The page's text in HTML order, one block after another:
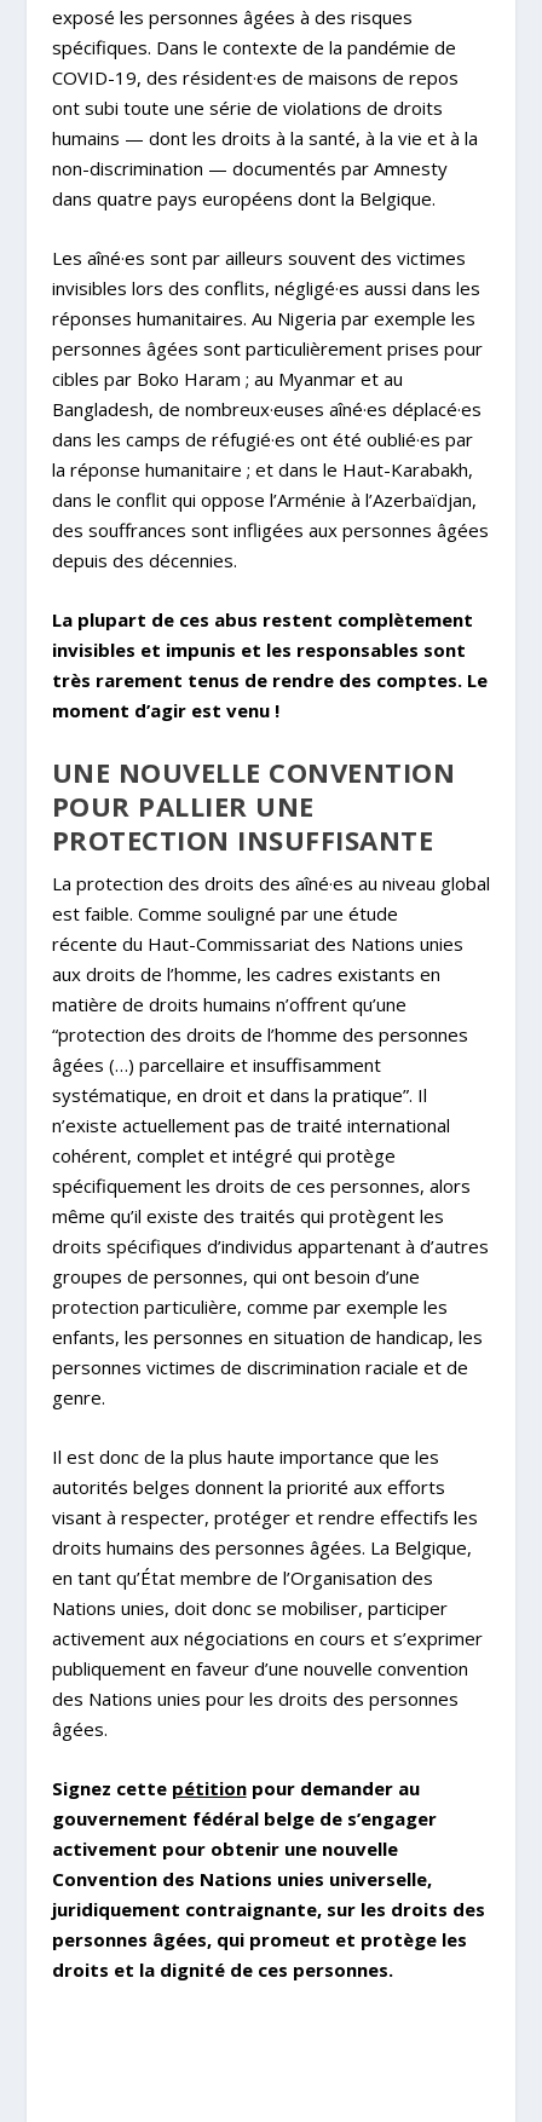
exposé les personnes âgées à des risques
spécifiques. Dans le contexte de la pandémie de
COVID-19, des résident·es de maisons de repos
ont subi toute une série de violations de droits
humains — dont les droits à la santé, à la vie et à la
non-discrimination — documentés par Amnesty
dans quatre pays européens dont la Belgique.
Les aîné·es sont par ailleurs souvent des victimes
invisibles lors des conflits, négligé·es aussi dans les
réponses humanitaires. Au Nigeria par exemple les
personnes âgées sont particulièrement prises pour
cibles par Boko Haram ; au Myanmar et au
Bangladesh, de nombreux·euses aîné·es déplacé·es
dans les camps de réfugié·es ont été oublié·es par
la réponse humanitaire ; et dans le Haut-Karabakh,
dans le conflit qui oppose l’Arménie à l’Azerbaïdjan,
des souffrances sont infligées aux personnes âgées
depuis des décennies.
La plupart de ces abus restent complètement
invisibles et impunis et les responsables sont
très rarement tenus de rendre des comptes. Le
moment d’agir est venu !
UNE NOUVELLE CONVENTION
POUR PALLIER UNE
PROTECTION INSUFFISANTE
La protection des droits des aîné·es au niveau global
est faible. Comme souligné par une étude
récente du Haut-Commissariat des Nations unies
aux droits de l’homme, les cadres existants en
matière de droits humains n’offrent qu’une
“protection des droits de l’homme des personnes
âgées (…) parcellaire et insuffisamment
systématique, en droit et dans la pratique”. Il
n’existe actuellement pas de traité international
cohérent, complet et intégré qui protège
spécifiquement les droits de ces personnes, alors
même qu’il existe des traités qui protègent les
droits spécifiques d’individus appartenant à d’autres
groupes de personnes, qui ont besoin d’une
protection particulière, comme par exemple les
enfants, les personnes en situation de handicap, les
personnes victimes de discrimination raciale et de
genre.
Il est donc de la plus haute importance que les
autorités belges donnent la priorité aux efforts
visant à respecter, protéger et rendre effectifs les
droits humains des personnes âgées. La Belgique,
en tant qu’État membre de l’Organisation des
Nations unies, doit donc se mobiliser, participer
activement aux négociations en cours et s’exprimer
publiquement en faveur d’une nouvelle convention
des Nations unies pour les droits des personnes
âgées.
Signez cette pétitionpour demander au
gouvernement fédéral belge de s’engager
activement pour obtenir une nouvelle
Convention des Nations unies universelle,
juridiquement contraignante, sur les droits des
personnes âgées, qui promeut et protège les
droits et la dignité de ces personnes.